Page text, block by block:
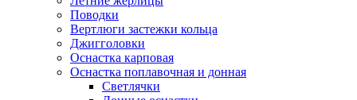
Поводки
Вертлюги застежки кольца
Джигголовки
Оснастка карповая
Оснастка поплавочная и донная
Светлячки